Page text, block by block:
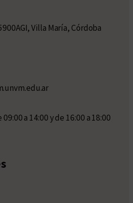
Villa María, Córdoba
a 14:00 y de 16:00 a 18:00